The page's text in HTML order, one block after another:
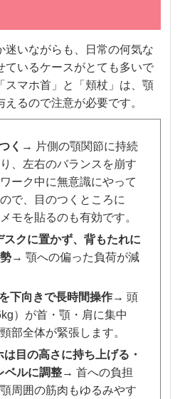
迷いながらも、日常の何気な
ているケースがとても多いで
スマホ首」と「頬杖」は、顎
るので注意が必要です。
く → 片側の顎関節に持続
、左右のバランスを崩す
ーク中に無意識にやって
で、目のつくところに
モを貼るのも有効です。
スクに置かず、背もたれに
→ 顎への偏った負荷が減
下向きで長時間操作→ 頭
）が首・顎・肩に集中
部全体が緊張します。
目の高さに持ち上げる・
ベルに調整→ 首への負担
周囲の筋肉もゆるみやす